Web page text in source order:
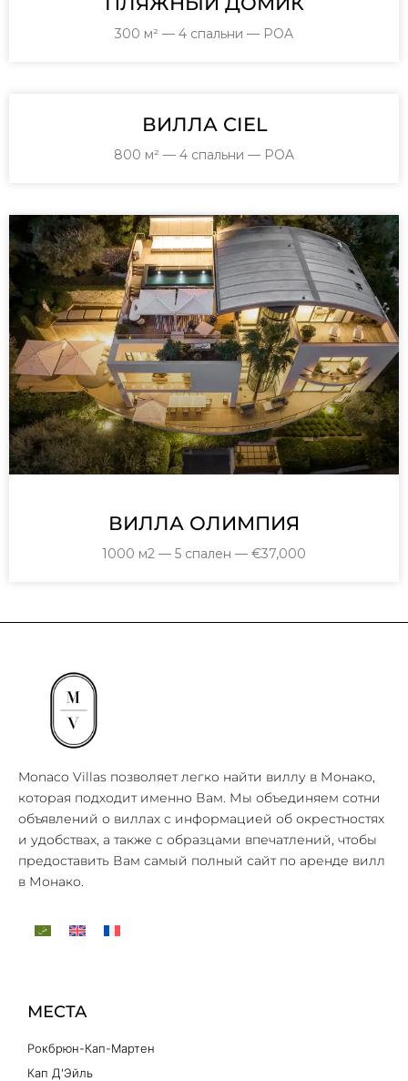
300 м² — 4 спальни — POA
ВИЛЛА CIEL
800 м² — 4 спальни — POA
ВИЛЛА ОЛИМПИЯ
1000 м2 — 5 спален — €37,000
Monaco Villas позволяет легко найти виллу в Монако,
которая подходит именно Вам. Мы объединяем сотни
объявлений о виллах с информацией об окрестностях
и удобствах, а также с образцами впечатлений, чтобы
предоставить Вам самый полный сайт по аренде вилл
в Монако.
МЕСТА
Рокбрюн-Кап-Мартен
Кап Д'Эйль